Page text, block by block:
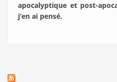
apocalyptique et post-
j’en ai pensé.